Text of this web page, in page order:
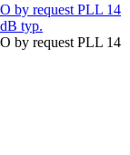
by request PLL 14
typ.
by request PLL 14